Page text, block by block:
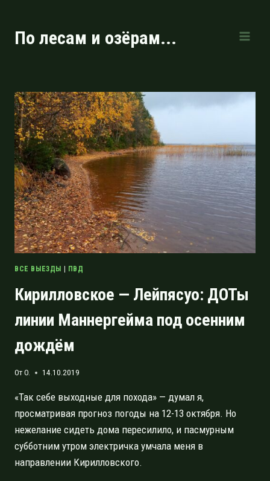
содержимому
По лесам и озёрам...
ВСЕ ВЫЕЗДЫ | ПВД
Кирилловское — Лейпясуо: ДОТы
линии Маннергейма под осенним
дождём
ОтO. 14.10.2019
«Так себе выходные для похода» — думал я,
просматривая прогноз погоды на 12-13 октября. Но
нежелание сидеть дома пересилило, и пасмурным
субботним утром электричка умчала меня в
направлении Кирилловского.